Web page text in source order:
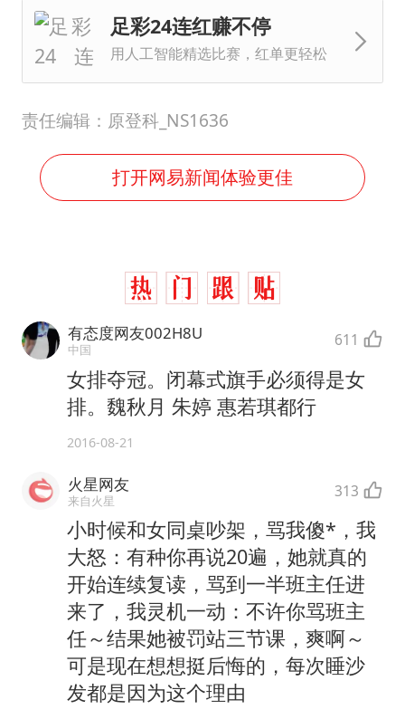
足彩24连红赚不停
用人工智能精选比赛，红单更轻松
责任编辑：原登科_NS1636
打开网易新闻体验更佳
有态度网友002H8U
中国 611
女排夺冠。闭幕式旗手必须得是女
排。魏秋月 朱婷 惠若琪都行
2016-08-21
火星网友
来自火星 313
小时候和女同桌吵架，骂我傻*，我
大怒：有种你再说20遍，她就真的
开始连续复读，骂到一半班主任进
来了，我灵机一动：不许你骂班主
任～结果她被罚站三节课，爽啊～
可是现在想想挺后悔的，每次睡沙
发都是因为这个理由